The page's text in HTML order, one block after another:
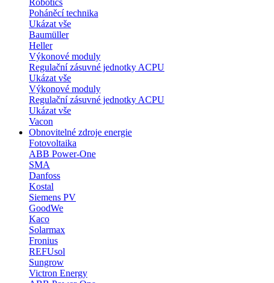
Robotics
Poháněcí technika
Ukázat vše
Baumüller
Heller
Výkonové moduly
Regulační zásuvné jednotky ACPU
Ukázat vše
Výkonové moduly
Regulační zásuvné jednotky ACPU
Ukázat vše
Vacon
Obnovitelné zdroje energie
Fotovoltaika
ABB Power-One
SMA
Danfoss
Kostal
Siemens PV
GoodWe
Kaco
Solarmax
Fronius
REFUsol
Sungrow
Victron Energy